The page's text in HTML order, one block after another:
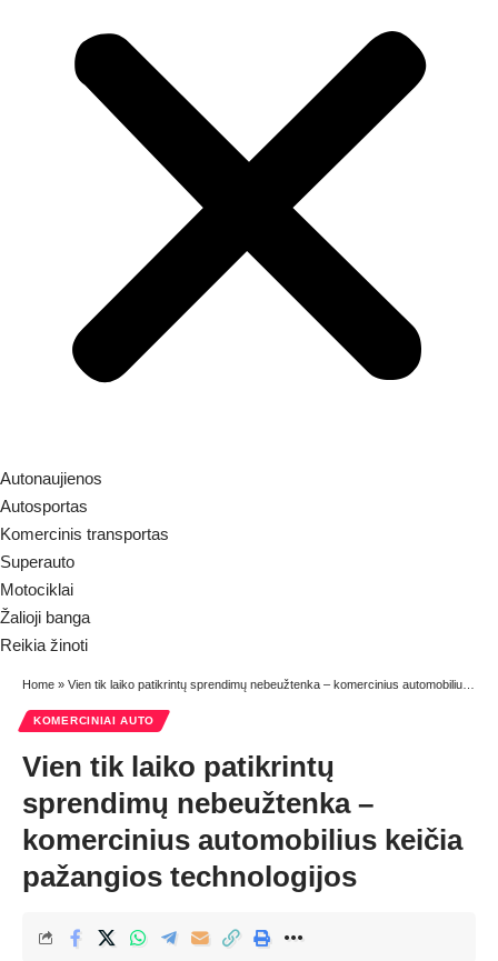
Autonaujienos
Autosportas
Komercinis transportas
Superauto
Motociklai
Žalioji banga
Reikia žinoti
Home » Vien tik laiko patikrintų sprendimų nebeužtenka – komercinius automobilius keičia pažangios technologijos
KOMERCINIAI AUTO
Vien tik laiko patikrintų
sprendimų nebeužtenka –
komercinius automobilius keičia
pažangios technologijos